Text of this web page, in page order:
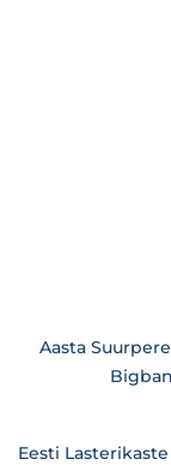
Aasta
Eesti